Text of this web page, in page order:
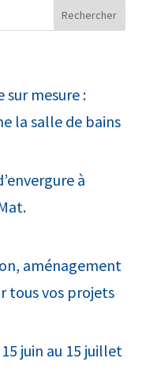
sur mesure :
la salle de bains
à
aménagement
tous vos projets
juin au 15 juillet